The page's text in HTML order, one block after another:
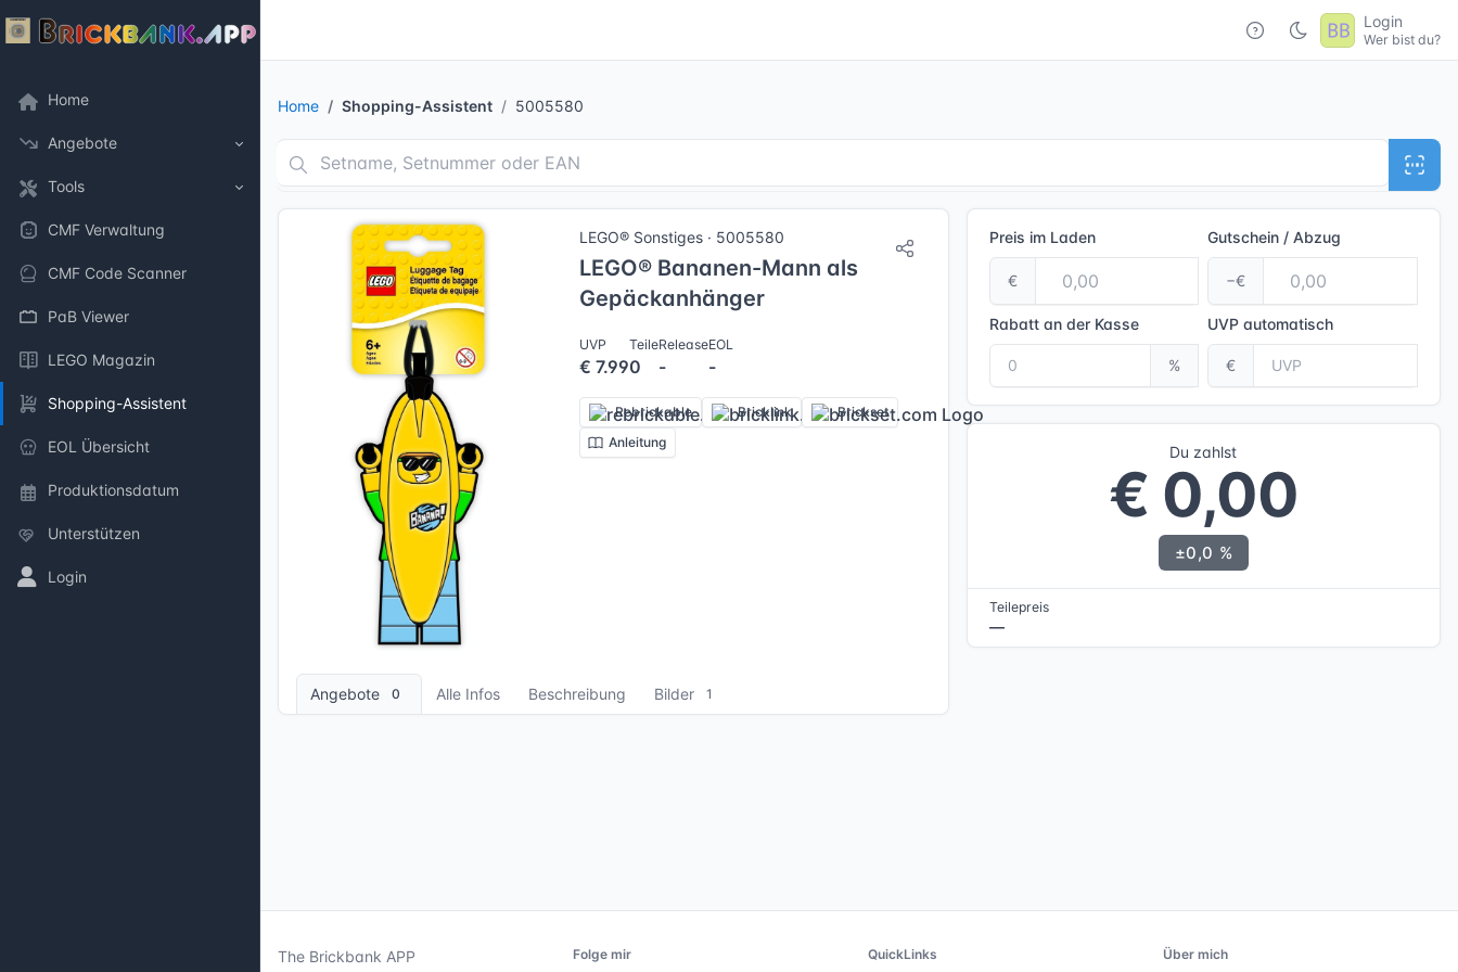
Home
Angebote
Tools
CMF Verwaltung
CMF Code Scanner
PaB Viewer
LEGO Magazin
Shopping-Assistent
EOL Übersicht
Produktionsdatum
Unterstützen
Login
Login
Wer bist du?
Home Shopping-Assistent 5005580
LEGO® Sonstiges · 5005580
LEGO® Bananen-Mann als
Gepäckanhänger
UVP
€ 7.99
Teile
0
Release
-
EOL
-
Rebrickable Bricklink
Brickset
Anleitung
Angebote 0 Alle Infos Beschreibung Bilder 1
Preis im Laden
€
Gutschein / Abzug
−€
Rabatt an der Kasse
%
UVPautomatisch
€
Du zahlst
€ 0,00
±0,0 %
Teilepreis
—
The Brickbank APP Folge mir QuickLinks Über mich